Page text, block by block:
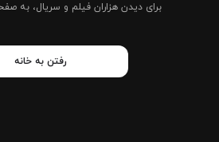
برای دیدن هزاران فیلم و سریال، به
رفتن به خانه